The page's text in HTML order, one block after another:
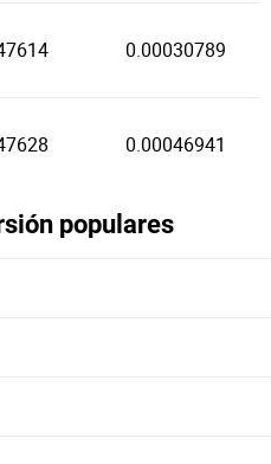
0.00030789
0.00046941
populares